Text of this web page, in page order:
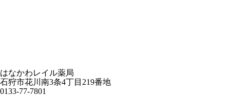
はなかわレイル薬局
石狩市花川南3条4丁目219番地
0133-77-7801